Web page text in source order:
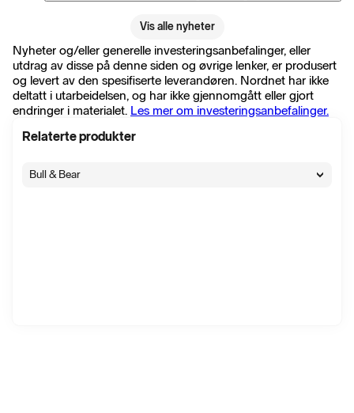
Vis alle nyheter
Nyheter og/eller generelle investeringsanbefalinger, eller
utdrag av disse på denne siden og øvrige lenker, er produsert
og levert av den spesifiserte leverandøren. Nordnet har ikke
deltatt i utarbeidelsen, og har ikke gjennomgått eller gjort
endringer i materialet. Les mer om investeringsanbefalinger.
Relaterte produkter
Bull & Bear